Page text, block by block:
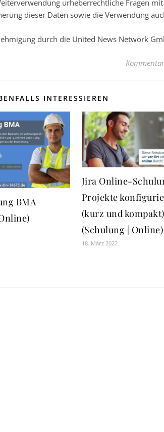
urheberrechtliche Fragen
dieser Daten sowie die Verwendung
durch die United News Network
INTERESSIEREN
BMA
Jira Online-
Projekte
(kurz und kompakt)
(Schulung | Online)
18. März 2022